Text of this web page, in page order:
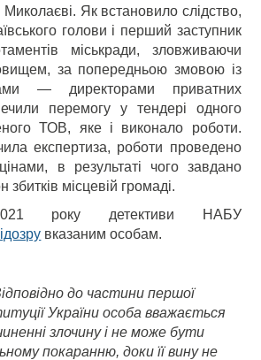
Як встановило слідство,
голови і перший заступник
міськради, зловживаючи
за попередньою змовою із
— директорами приватних
перемогу у тендері одного
ТОВ, яке і виконало роботи.
експертиза, роботи проведено
в результаті чого завдано
місцевій громаді.
року детективи НАБУ
вказаним особам.
до частини першої
України особа вважається
злочину і не може бути
покаранню, доки її вину не